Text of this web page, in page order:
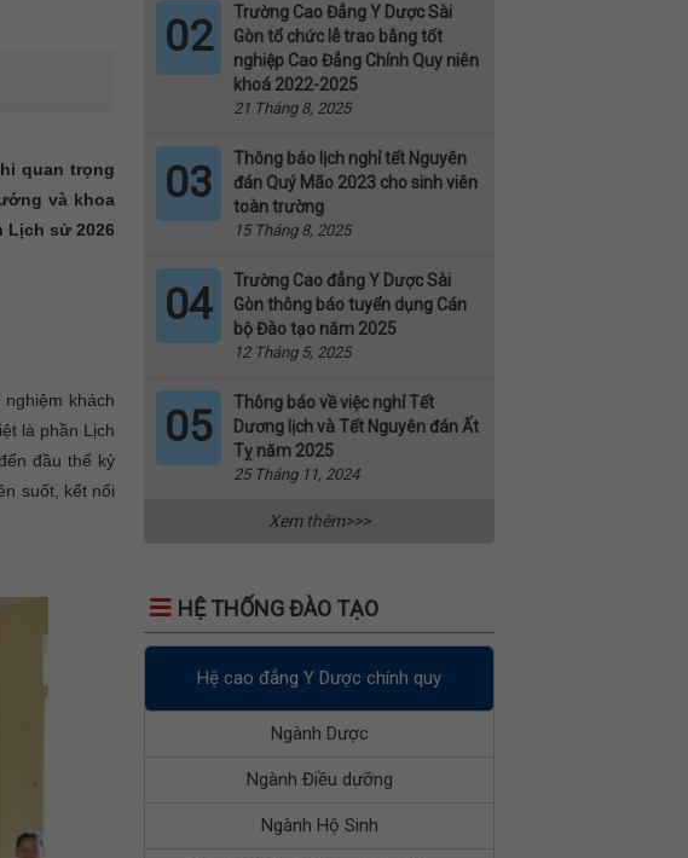
quan trọng
và khoa
Lịch sử 2026
khách
là phần Lịch
đầu thế kỷ
suốt, kết nối
02
Trường Cao Đẳng Y Dược Sài
Gòn tổ chức lễ trao bằng tốt
nghiệp Cao Đẳng Chính Quy niên
khoá 2022-2025
21 Tháng 8, 2025
03
Thông báo lịch nghỉ tết Nguyên
đán Quý Mão 2023 cho sinh viên
toàn trường
15 Tháng 8, 2025
04
Trường Cao đẳng Y Dược Sài
Gòn thông báo tuyển dụng Cán
bộ Đào tạo năm 2025
12 Tháng 5, 2025
05
Thông báo về việc nghỉ Tết
Dương lịch và Tết Nguyên đán Ất
Tỵ năm 2025
25 Tháng 11, 2024
Xem thêm>>>
HỆ THỐNG ĐÀO TẠO
Hệ cao đẳng Y Dược chính quy
Ngành Dược
Ngành Điều dưỡng
Ngành Hộ Sinh